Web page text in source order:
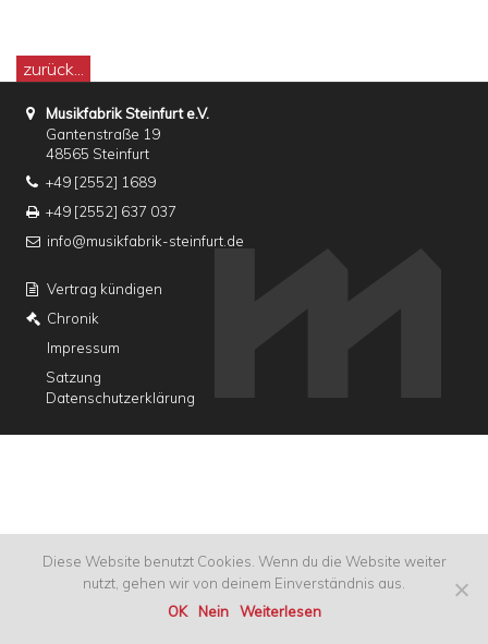
zurück...
Musikfabrik Steinfurt e.V.
Gantenstraße 19
48565 Steinfurt
+49 [2552] 1689
+49 [2552] 637 037
info@musikfabrik-steinfurt.de
Vertrag kündigen
Chronik
Impressum
Satzung
Datenschutzerklärung
Diese Website benutzt Cookies. Wenn du die Website weiter
nutzt, gehen wir von deinem Einverständnis aus.
OK
Nein Weiterlesen